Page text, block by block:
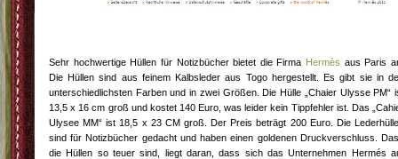
Sehr hochwertige Hüllen für Notizbücher bietet die Firma Hermès aus Paris
Die Hüllen sind aus feinem Kalbsleder aus Togo hergestellt. Es gibt sie in
unterschiedlichsten Farben und in zwei Größen. Die Hülle „Chaier Ulysse PM“
13,5 x 16 cm groß und kostet 140 Euro, was leider kein Tippfehler ist. Das
Ulysee MM“ ist 18,5 x 23 CM groß. Der Preis beträgt 200 Euro. Die
sind für Notizbücher gedacht und haben einen goldenen Druckverschluss.
die Hüllen so teuer sind, liegt daran, dass sich das Unternehmen Hermés